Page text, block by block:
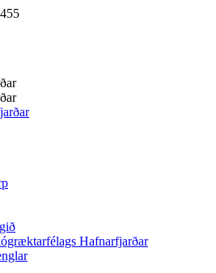
Hafnarfjarðar